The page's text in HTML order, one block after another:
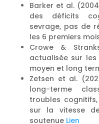
Barker et al.
des déficits
sevrage, pas de
les 6 premiers
Crowe &
actualisée sur
moyen et long
Zetsen et al.
long-terme
troubles
sur la vitesse
soutenue Lien